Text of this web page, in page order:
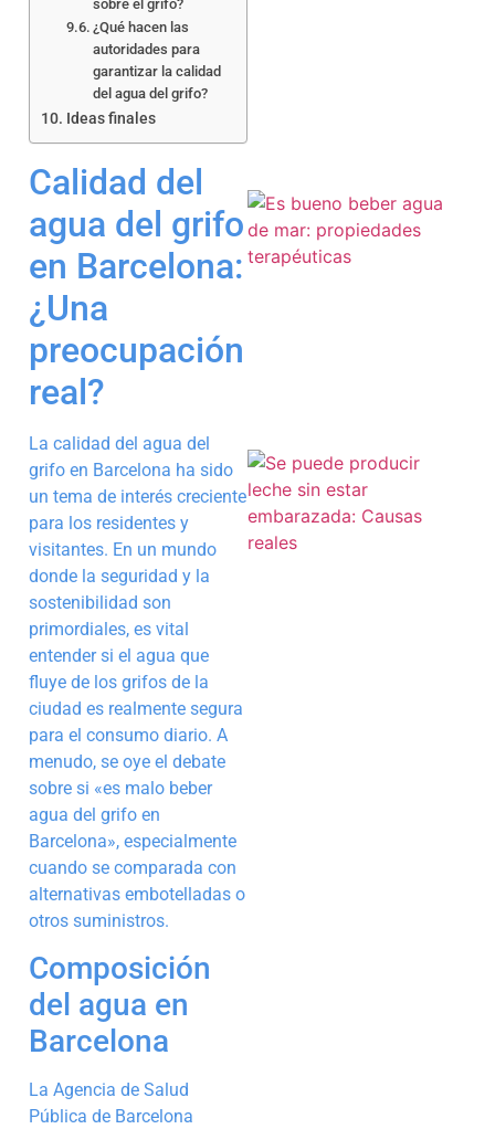
sobre el grifo?
¿Qué hacen las
autoridades para
garantizar la calidad
del agua del grifo?
Ideas finales
Calidad del
agua del grifo
en Barcelona:
¿Una
preocupación
real?
La calidad del agua del
grifo en Barcelona ha sido
un tema de interés creciente
para los residentes y
visitantes. En un mundo
donde la seguridad y la
sostenibilidad son
primordiales, es vital
entender si el agua que
fluye de los grifos de la
ciudad es realmente segura
para el consumo diario. A
menudo, se oye el debate
sobre si «es malo beber
agua del grifo en
Barcelona», especialmente
cuando se comparada con
alternativas embotelladas o
otros suministros.
Composición
del agua en
Barcelona
La Agencia de Salud
Pública de Barcelona